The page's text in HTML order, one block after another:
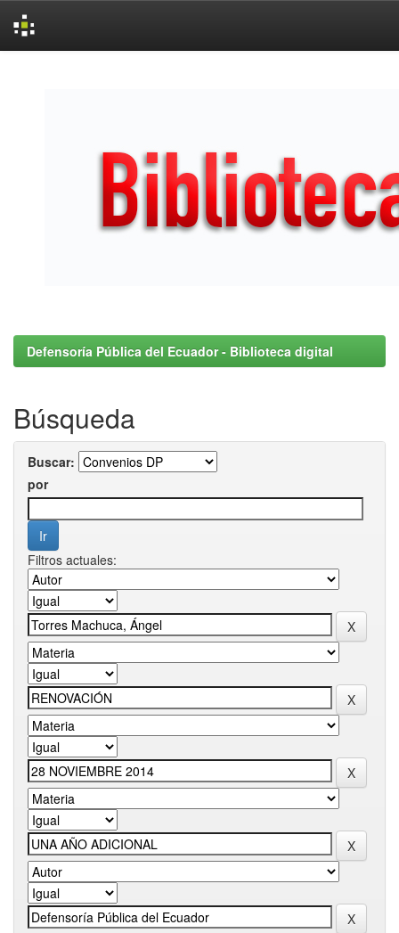
Defensoría Pública del Ecuador - Biblioteca digital
Búsqueda
Buscar:
por
Filtros actuales: